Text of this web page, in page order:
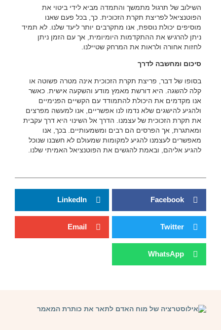
השילוב של תרגול מתמשך והתמדה מביא לידי ביטוי את
הפוטנציאל לפריצת תקרת הזכוכית. כך, בכל פעם שאנו
מוסיפים יכולת נוספת, אנו מתקרבים יותר ליעד שלנו. לא תמיד
ניתן להרגיש את ההתקדמות היומיומית, אך עם הזמן ניתן
לחזות אחורה ולראות את המרחק שטיילנו.
סיכום ומחשבה לדרך
בסופו של דבר, פריצת תקרת הזכוכית אינה מטרה פשוטה או
קלה להשגה. היא דורשת מאמץ מודע והשקעה אישית. כאשר
אנו מקדמים את היכולת להתמודד עם הקשיים הפנימיים
ולהגיע להישגים שלא נדמו לנו אפשריים, אנו למעשה מפרצים
את תקרת הזכוכית של עצמנו. הדרך אל השינוי היא דרך עקבית
ומאתגרת, אך הפרסים הם רבים ומשמעותיים. בכך, אנו
מאפשרים לעצמנו להגיע למקומות שמעולם לא חשבנו שנוכל
להגיע אליהם, ובאמת להגשים את הפוטנציאל האמיתי שלנו.
Facebook
LinkedIn
Twitter
Email
WhatsApp